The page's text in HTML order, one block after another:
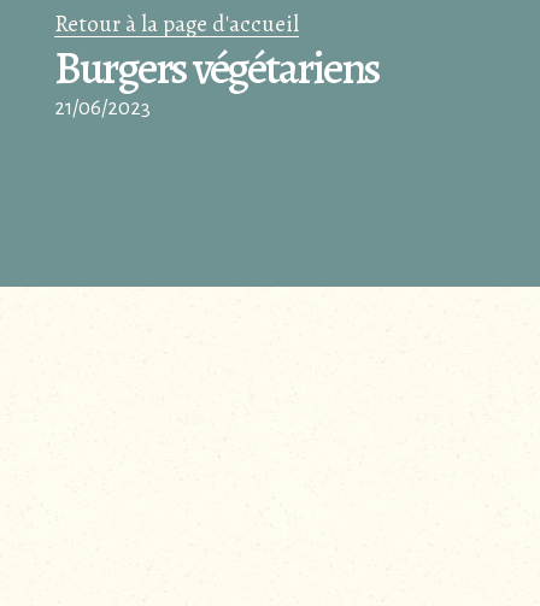
Retour à la page d'accueil
Burgers végétariens
21/06/2023